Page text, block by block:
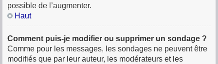
possible de l’augmenter.
Haut
Comment puis-je modifier ou supprimer un sondage ?
Comme pour les messages, les sondages ne peuvent être
modifiés que par leur auteur, les modérateurs et les